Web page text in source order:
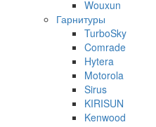
Wouxun
Гарнитуры
TurboSky
Comrade
Hytera
Motorola
Sirus
KIRISUN
Kenwood